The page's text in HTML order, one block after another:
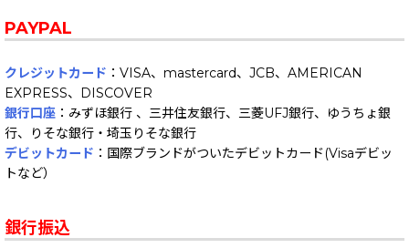
PAYPAL
クレジットカード ：VISA、mastercard、JCB、AMERICAN
EXPRESS、DISCOVER
銀行口座 ：みずほ銀行 、三井住友銀行、三菱UFJ銀行、ゆうちょ銀
行、りそな銀行・埼玉りそな銀行
デビットカード ：国際ブランドがついたデビットカード(Visaデビッ
トなど）
銀行振込